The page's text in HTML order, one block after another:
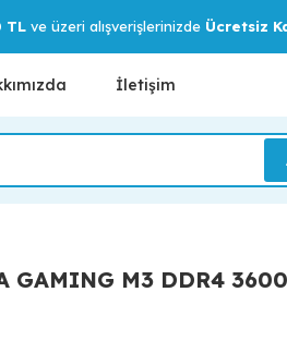
TLve üzeri alışverişlerinizde Ücretsiz
İletişim
GAMING M3 DDR4